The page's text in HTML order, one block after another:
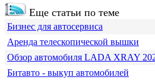
Еще статьи по теме
Бизнес для автосервиса
Аренда телескопической вышки
Обзор автомобиля LADA XRAY
Битавто - выкуп автомобилей